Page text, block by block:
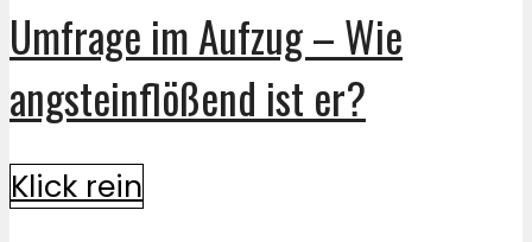
Umfrage im Aufzug – Wie
angsteinflößend ist er?
Klick rein